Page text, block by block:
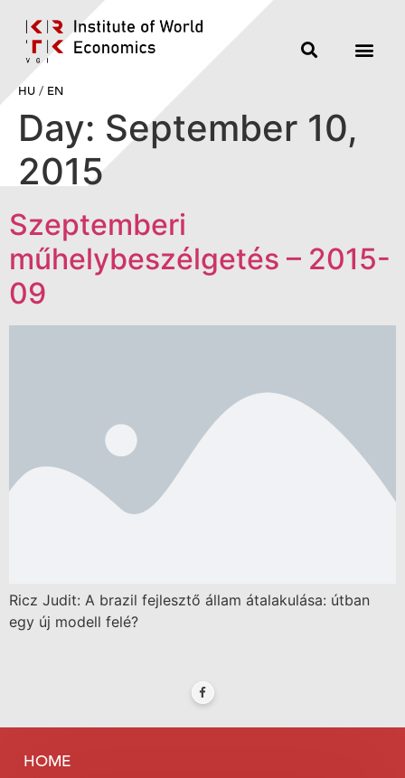
HU / EN
Day: September 10,
2015
Szeptemberi
műhelybeszélgetés – 2015-
09
Ricz Judit: A brazil fejlesztő állam átalakulása: útban
egy új modell felé?
HOME